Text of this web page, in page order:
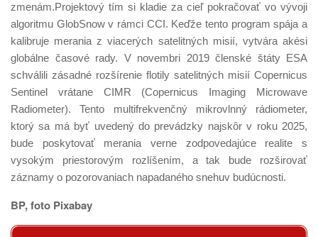
zmenám.Projektový tím si kladie za cieľ pokračovať vo vývoji
algoritmu GlobSnow v rámci CCI. Keďže tento program spája a
kalibruje merania z viacerých satelitných misií, vytvára akési
globálne časové rady. V novembri 2019 členské štáty ESA
schválili zásadné rozšírenie flotily satelitných misií Copernicus
Sentinel vrátane CIMR (Copernicus Imaging Microwave
Radiometer). Tento multifrekvenčný mikrovlnný rádiometer,
ktorý sa má byť uvedený do prevádzky najskôr v roku 2025,
bude poskytovať merania verne zodpovedajúce realite s
vysokým priestorovým rozlíšením, a tak bude rozširovať
záznamy o pozorovaniach napadaného snehuv budúcnosti.
BP, foto Pixabay